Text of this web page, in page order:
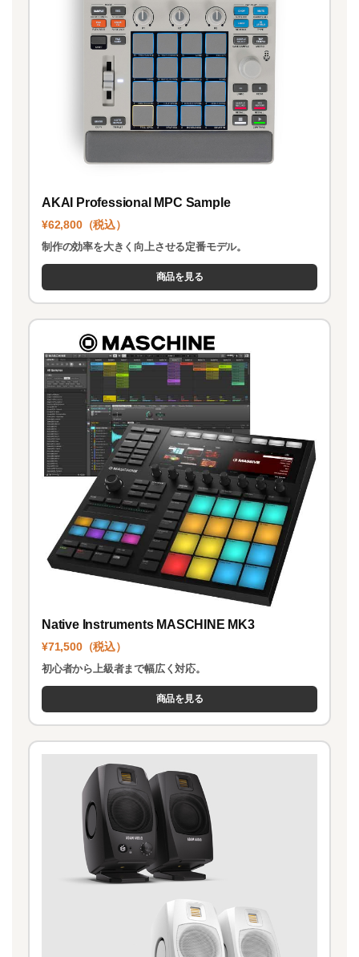
AKAI Professional MPC Sample
¥62,800（税込）
制作の効率を大きく向上させる定番モデル。
商品を見る
Native Instruments MASCHINE MK3
¥71,500（税込）
初心者から上級者まで幅広く対応。
商品を見る